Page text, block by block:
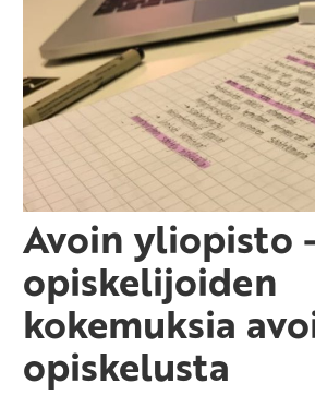
Avoin yliopisto
opiskelijoiden
kokemuksia
opiskelusta